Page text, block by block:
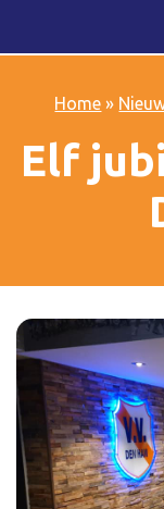
Home »
Elf